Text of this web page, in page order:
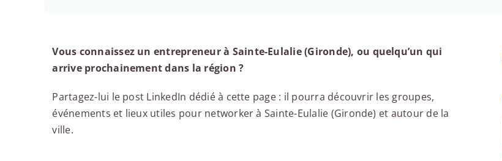
Vous connaissez un entrepreneur à Sainte-Eulalie (Gironde), ou quelqu’un qui
arrive prochainement dans la région ?
Partagez-lui le post LinkedIn dédié à cette page : il pourra découvrir les groupes,
événements et lieux utiles pour networker à Sainte-Eulalie (Gironde) et autour de la
ville.